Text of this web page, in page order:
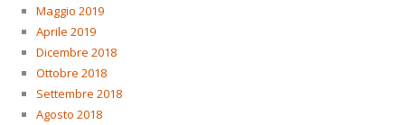
Maggio 2019
Aprile 2019
Dicembre 2018
Ottobre 2018
Settembre 2018
Agosto 2018